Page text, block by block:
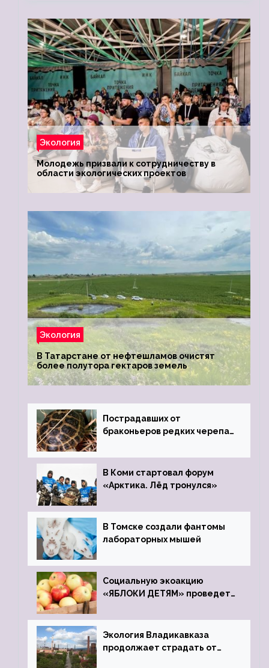
Экология
Молодежь призвали к сотрудничеству в
области экологических проектов
Экология
В Татарстане от нефтешламов очистят
более полутора гектаров земель
Пострадавших от
браконьеров редких черепах
зоопарк
В Коми стартовал форум
«Арктика. Лёд тронулся»
В Томске создали фантомы
лабораторных мышей
Социальную экоакцию
«ЯБЛОКИ ДЕТЯМ» проведет
Экология Владикавказа
продолжает страдать от